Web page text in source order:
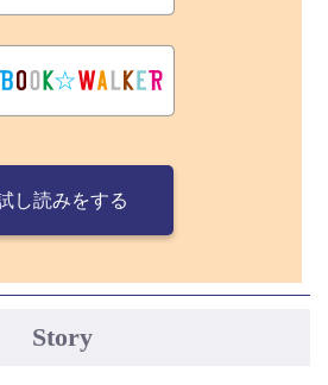
し読みをする
Story